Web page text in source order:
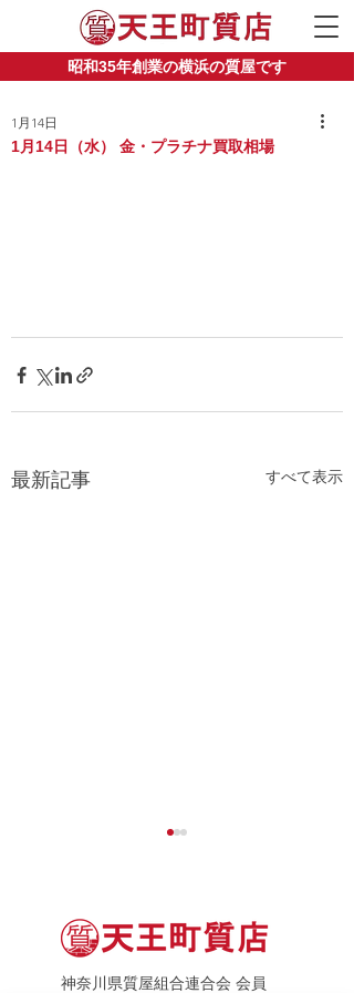
昭和35年創業の横浜の質屋です
1月14日（水） 金・プラチナ買取相場
1月14日
最新記事 すべて表示
神奈川県質屋組合連合会 会員